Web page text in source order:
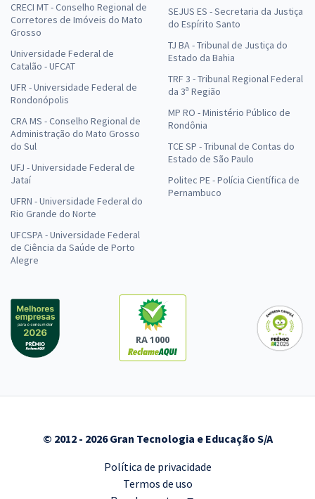
CRECI MT - Conselho Regional de
Corretores de Imóveis do Mato
Grosso
Universidade Federal de
Catalão - UFCAT
UFR - Universidade Federal de
Rondonópolis
CRA MS - Conselho Regional de
Administração do Mato Grosso
do Sul
UFJ - Universidade Federal de
Jataí
UFRN - Universidade Federal do
Rio Grande do Norte
UFCSPA - Universidade Federal
de Ciência da Saúde de Porto
Alegre
SEJUS ES - Secretaria da Justiça
do Espírito Santo
TJ BA - Tribunal de Justiça do
Estado da Bahia
TRF 3 - Tribunal Regional Federal
da 3ª Região
MP RO - Ministério Público de
Rondônia
TCE SP - Tribunal de Contas do
Estado de São Paulo
Politec PE - Polícia Científica de
Pernambuco
RA 1000
© 2012 - 2026 Gran Tecnologia e Educação S/A
Política de privacidade
Termos de uso